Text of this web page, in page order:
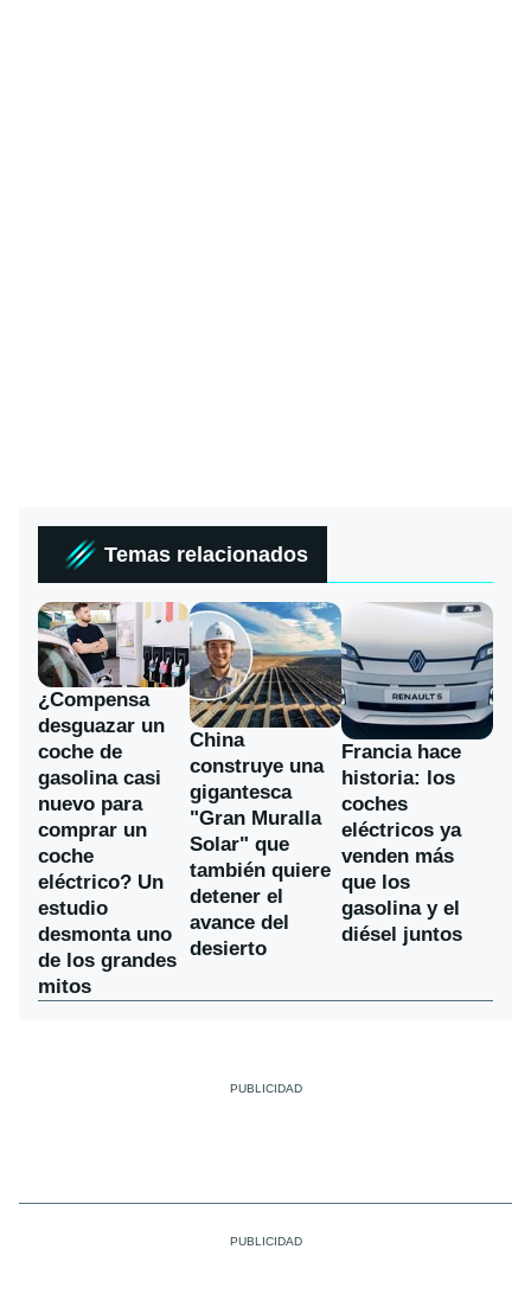
Temas relacionados
¿Compensa
desguazar un
coche de
gasolina casi
nuevo para
comprar un
coche
eléctrico? Un
estudio
desmonta uno
de los grandes
mitos
China
construye una
gigantesca
"Gran Muralla
Solar" que
también quiere
detener el
avance del
desierto
Francia hace
historia: los
coches
eléctricos ya
venden más
que los
gasolina y el
diésel juntos